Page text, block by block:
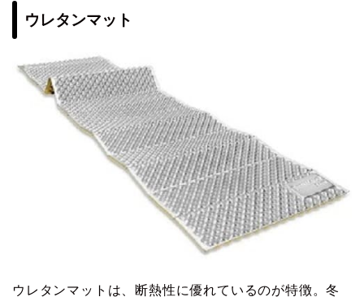
ウレタンマット
ウレタンマットは、断熱性に優れているのが特徴。冬